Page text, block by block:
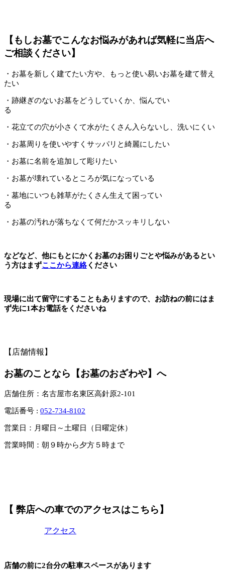
【もしお墓でこんなお悩みがあれば気軽に当店へ
ご相談ください】
・お墓を新しく建てたい方や、もっと使い易いお墓を建て替え
たい
・跡継ぎのないお墓をどうしていくか、悩んでい
る
・花立ての穴が小さくて水がたくさん入らないし、洗いにくい
・お墓周りを使いやすくサッパリと綺麗にしたい
・お墓に名前を追加して彫りたい
・お墓が壊れているところが気になっている
・墓地にいつも雑草がたくさん生えて困ってい
る
・お墓の汚れが落ちなくて何だかスッキリしない
などなど、他にもとにかくお墓のお困りごとや悩みがあるとい
う方はまずここから連絡ください
現場に出て留守にすることもありますので、お訪ねの前にはま
ず先に1本お電話をくださいね
【店舗情報】
お墓のことなら【お墓のおざわや】へ
店舗住所：名古屋市名東区高針原2-101
電話番号 : 052-734-8102
営業日：月曜日～土曜日（日曜定休）
営業時間：朝９時から夕方５時まで
【 弊店への車でのアクセスはこちら】
アクセス
店舗の前に2台分の駐車スペースがあります